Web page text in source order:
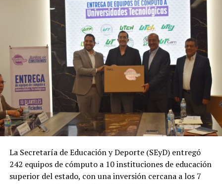
La Secretaría de Educación y Deporte (SEyD) entregó
242 equipos de cómputo a 10 instituciones de educación
superior del estado, con una inversión cercana a los 7